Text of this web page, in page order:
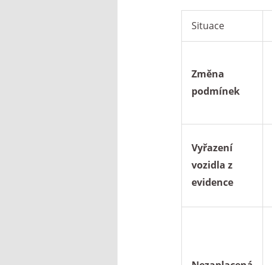
Situace
Změna
podmínek
Vyřazení
vozidla z
evidence